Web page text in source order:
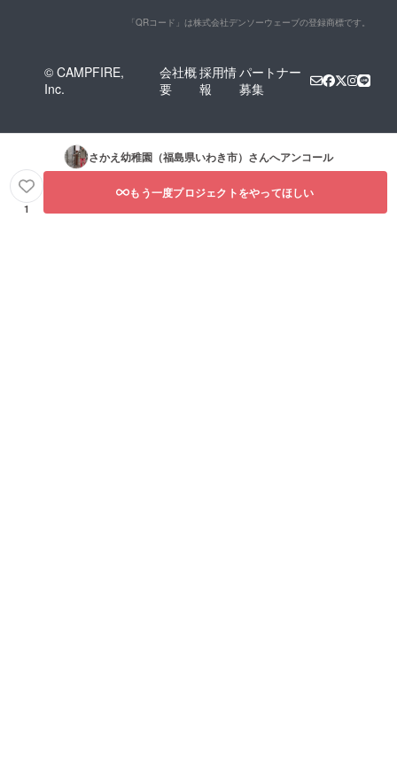
「QRコード」は株式会社デンソーウェーブの登録商標です。
© CAMPFIRE,
Inc.
会社概
要
採用情
報
パートナー
募集
さかえ幼稚園（福島県いわき市） さんへアンコール
1
もう一度プロジェクトをやってほしい